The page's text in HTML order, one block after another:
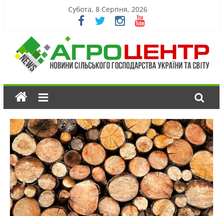
Субота, 8 Серпня, 2026